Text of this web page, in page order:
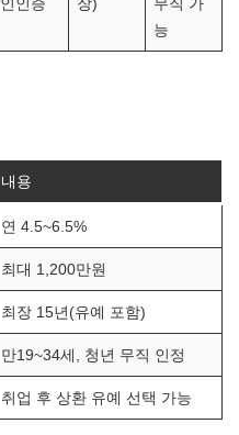
능
내용
연 4.5~6.5%
최대 1,200만원
최장 15년(유예 포함)
만19~34세, 청년 무직 인정
취업 후 상환 유예 선택 가능